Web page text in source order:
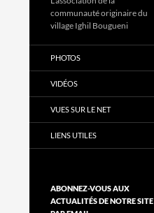
communauté originaire du
village Ighil Bougueni
PHOTOS
VIDÉOS
VUES SUR LE NET
LIENS UTILES
ABONNEZ-VOUS AUX
ACTUALITÉS DE NOTRE SITE